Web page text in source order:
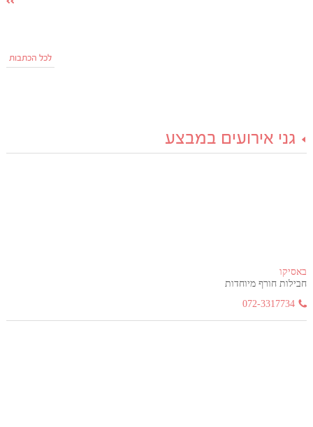
לכל הכתבות
גני אירועים במבצע
באסיקו
חבילות חורף מיוחדות
072-3317734